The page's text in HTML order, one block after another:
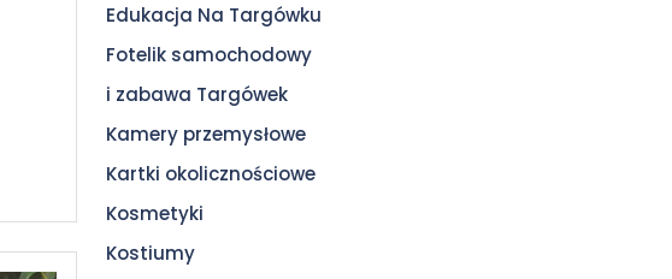
Edukacja Na Targówku
Fotelik samochodowy
i zabawa Targówek
Kamery przemysłowe
Kartki okolicznościowe
Kosmetyki
Kostiumy